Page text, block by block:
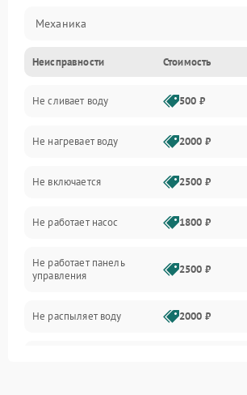
Механика
Управление
Электропитание
Датчики
Нагрев
Вода
Гигиена
Программное обеспечение
Неисправности Стоимость
Не сливает воду 500 ₽
Не нагревает воду 2000 ₽
Не включается 2500 ₽
Не работает насос 1800 ₽
Не работает панель
управления
2500 ₽
Не распыляет воду 2000 ₽